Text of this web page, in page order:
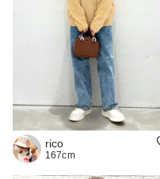
rico
167cm